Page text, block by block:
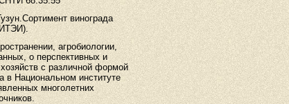
винограда
агробиологии,
о перспективных и
с различной формой
в Национальном институте
многолетних